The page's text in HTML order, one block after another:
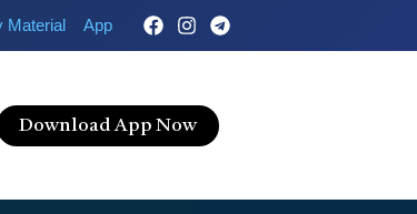
Material App
Download App Now